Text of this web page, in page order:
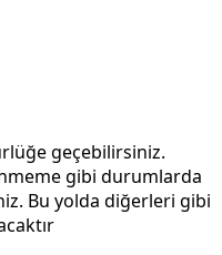
geçebilirsiniz.
gibi durumlarda
Bu yolda diğerleri gibi